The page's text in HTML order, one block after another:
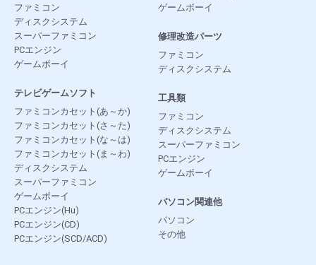
ファミコン
ディスクシステム
スーパーファミコン
PCエンジン
ゲームボーイ
テレビゲームソフト
ファミコンカセット(あ～か)
ファミコンカセット(さ～た)
ファミコンカセット(な～は)
ファミコンカセット(ま～わ)
ディスクシステム
スーパーファミコン
ゲームボーイ
PCエンジン(Hu)
PCエンジン(CD)
PCエンジン(SCD/ACD)
ゲームボーイ
修理改造パーツ
ファミコン
ディスクシステム
工具類
ファミコン
ディスクシステム
スーパーファミコン
PCエンジン
ゲームボーイ
パソコン関連他
パソコン
その他